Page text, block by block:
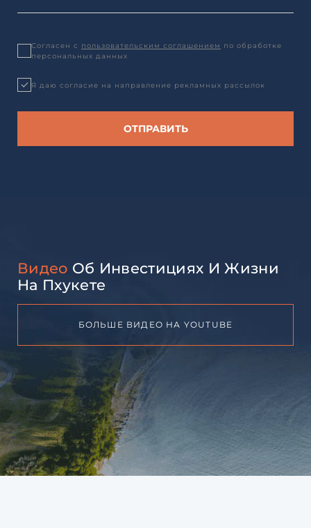
Согласен с пользовательским соглашением по обработке
персональных данных
Я даю согласие на направление рекламных рассылок
Видео Об Инвестициях И Жизни
На Пхукете
БОЛЬШЕ ВИДЕО НА YOUTUBE